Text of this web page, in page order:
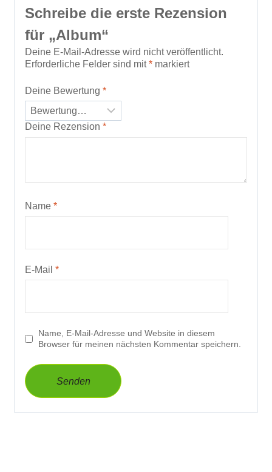
Schreibe die erste Rezension
für „Album“
Deine E-Mail-Adresse wird nicht veröffentlicht.
Erforderliche Felder sind mit* markiert
Deine Bewertung *
Deine Rezension *
Name *
E-Mail *
Name, E-Mail-Adresse und Website in diesem
Browser für meinen nächsten Kommentar speichern.